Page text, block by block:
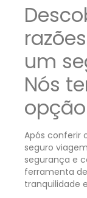
um
Nós
Após conferir
seguro
segurança e
ferramenta
tranquilidade